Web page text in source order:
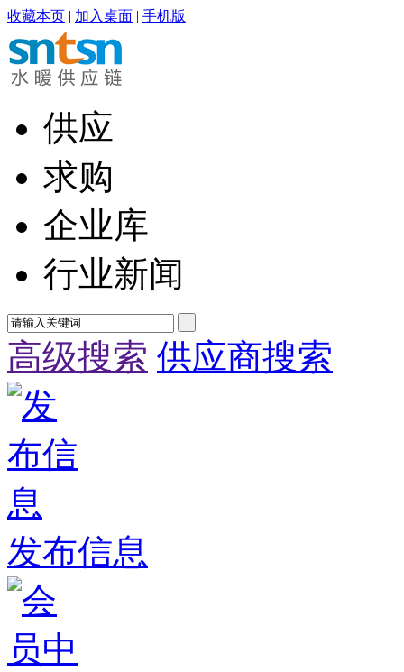
收藏本页 | 加入桌面 | 手机版
供应
求购
企业库
行业新闻
高级搜索 供应商搜索
发布信息